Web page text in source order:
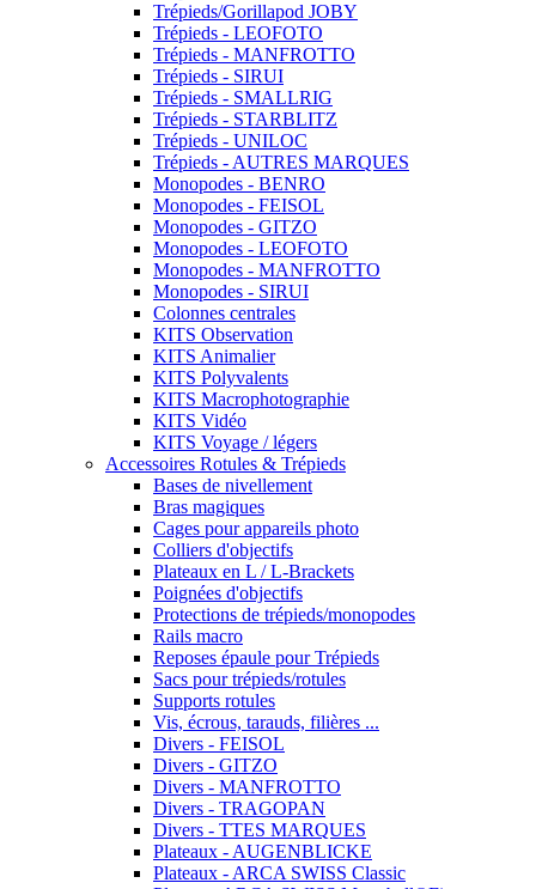
Trépieds/Gorillapod JOBY
Trépieds - LEOFOTO
Trépieds - MANFROTTO
Trépieds - SIRUI
Trépieds - SMALLRIG
Trépieds - STARBLITZ
Trépieds - UNILOC
Trépieds - AUTRES MARQUES
Monopodes - BENRO
Monopodes - FEISOL
Monopodes - GITZO
Monopodes - LEOFOTO
Monopodes - MANFROTTO
Monopodes - SIRUI
Colonnes centrales
KITS Observation
KITS Animalier
KITS Polyvalents
KITS Macrophotographie
KITS Vidéo
KITS Voyage / légers
Accessoires Rotules & Trépieds
Bases de nivellement
Bras magiques
Cages pour appareils photo
Colliers d'objectifs
Plateaux en L / L-Brackets
Poignées d'objectifs
Protections de trépieds/monopodes
Rails macro
Reposes épaule pour Trépieds
Sacs pour trépieds/rotules
Supports rotules
Vis, écrous, tarauds, filières ...
Divers - FEISOL
Divers - GITZO
Divers - MANFROTTO
Divers - TRAGOPAN
Divers - TTES MARQUES
Plateaux - AUGENBLICKE
Plateaux - ARCA SWISS Classic